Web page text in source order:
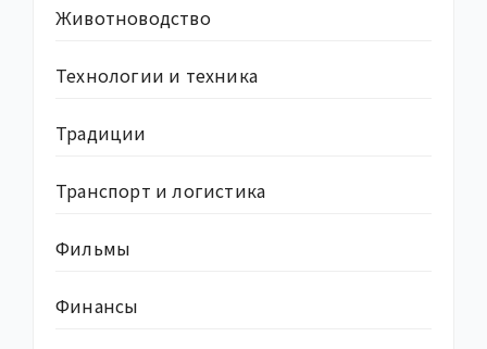
Животноводство
Технологии и техника
Традиции
Транспорт и логистика
Фильмы
Финансы